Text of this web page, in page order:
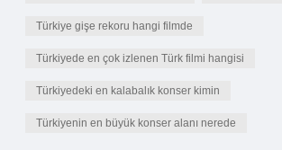
Türkiye gişe rekoru hangi filmde
Türkiyede en çok izlenen Türk filmi hangisi
Türkiyedeki en kalabalık konser kimin
Türkiyenin en büyük konser alanı nerede